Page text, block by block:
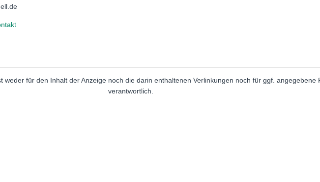
weder für den Inhalt der Anzeige noch die darin enthaltenen Verlinkungen noch für ggf. angegebene
verantwortlich.